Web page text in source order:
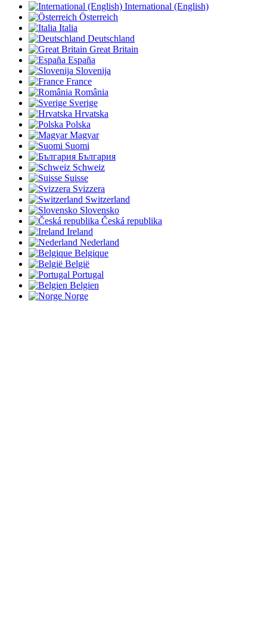
International (English)
Österreich
Italia
Deutschland
Great Britain
España
Slovenija
France
România
Sverige
Hrvatska
Polska
Magyar
Suomi
България
Schweiz
Suisse
Svizzera
Switzerland
Slovensko
Česká republika
Ireland
Nederland
Belgique
België
Portugal
Belgien
Norge